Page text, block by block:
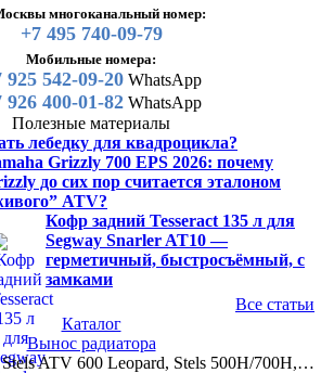
многоканальный номер:
+7 495 740-09-79
Мобильные номера:
925 542-09-20WhatsApp
926 400-01-82WhatsApp
Полезные материалы
лебедку для квадроцикла?
Grizzly 700 EPS 2026: почему
до сих пор считается эталоном
ATV?
Кофр задний Tesseract 135 л для
Segway Snarler AT10 —
герметичный, быстросъёмный, с
замками
Все статьи
Каталог
Вынос радиатора
ATV 600 Leopard, Stels 500H/700H,…